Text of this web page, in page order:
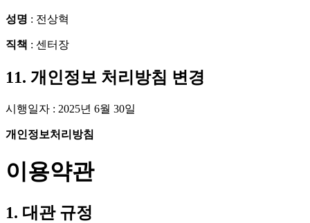
성명 : 전상혁
직책 : 센터장
11. 개인정보 처리방침 변경
시행일자 : 2025년 6월 30일
개인정보처리방침
이용약관
1. 대관 규정